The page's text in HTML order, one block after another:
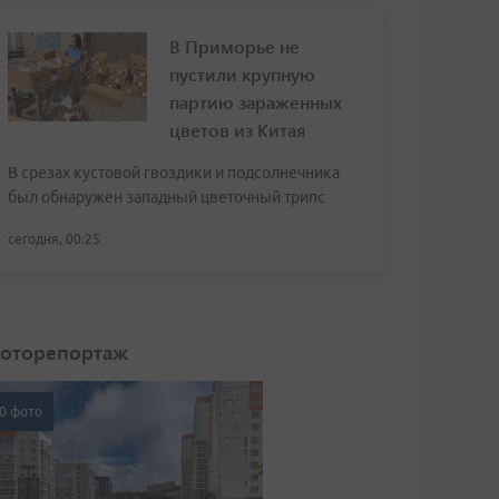
В Приморье не
пустили крупную
партию зараженных
цветов из Китая
В срезах кустовой гвоздики и подсолнечника
был обнаружен западный цветочный трипс
сегодня, 00:25
фото